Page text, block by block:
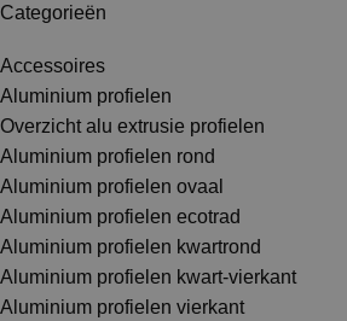
Categorieën
Accessoires
Aluminium profielen
Overzicht alu extrusie profielen
Aluminium profielen rond
Aluminium profielen ovaal
Aluminium profielen ecotrad
Aluminium profielen kwartrond
Aluminium profielen kwart-vierkant
Aluminium profielen vierkant